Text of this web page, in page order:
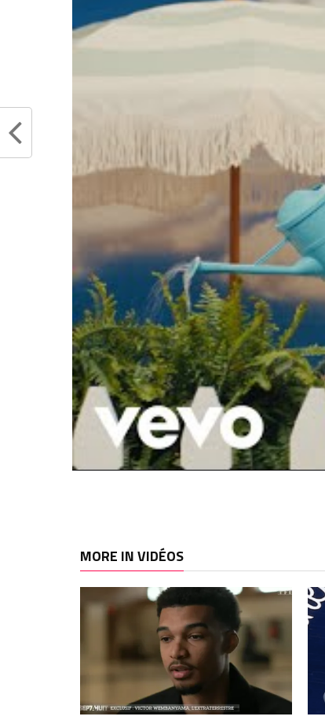
Dans "Actualités"
RELATED TOPICS BAM ADEBAYO
MORE IN VIDÉOS